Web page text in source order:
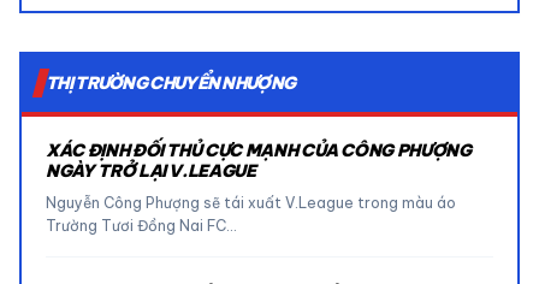
THỊ TRƯỜNG CHUYỂN NHƯỢNG
XÁC ĐỊNH ĐỐI THỦ CỰC MẠNH CỦA CÔNG PHƯỢNG
NGÀY TRỞ LẠI V.LEAGUE
Nguyễn Công Phượng sẽ tái xuất V.League trong màu áo
Trường Tươi Đồng Nai FC…